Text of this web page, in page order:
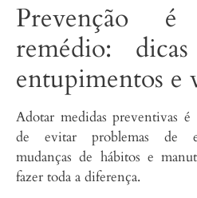
Prevenção
remédio:
entupimentos e
Adotar medidas preventivas
de evitar problemas de
mudanças de hábitos e
fazer toda a diferença.